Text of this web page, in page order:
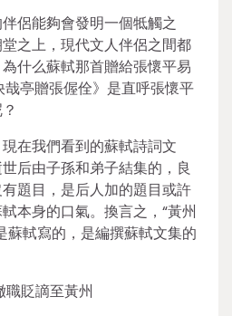
侶能夠會發明一個牴觸之
之上，現代文人伴侶之間都
什么蘇軾那首贈給張懷平易
哉亭贈張偓佺》是直呼張懷平
在我們看到的蘇軾詩詞文
后由子孫和弟子結集的，良
題目，是后人加的題目或許
本身的口氣。換言之，“黃州
蘇軾寫的，是編撰蘇軾文集的
職貶謫至黃州